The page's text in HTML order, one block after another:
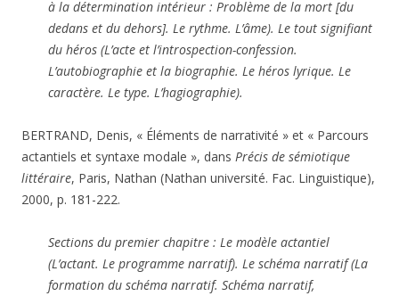
à la détermination intérieur : Problème de la mort [du
dedans et du dehors]. Le rythme. L’âme). Le tout signifiant
du héros (L’acte et l’introspection-confession.
L’autobiographie et la biographie. Le héros lyrique. Le
caractère. Le type. L’hagiographie).
BERTRAND, Denis, « Éléments de narrativité » et « Parcours
actantiels et syntaxe modale », dans Précis de sémiotique
littéraire, Paris, Nathan (Nathan université. Fac. Linguistique),
2000, p. 181-222.
Sections du premier chapitre : Le modèle actantiel
(L’actant. Le programme narratif). Le schéma narratif (La
formation du schéma narratif. Schéma narratif,